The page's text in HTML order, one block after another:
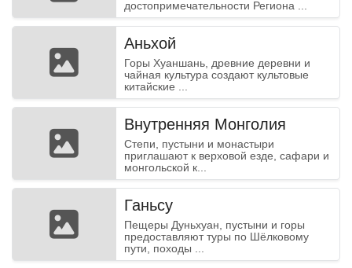
достопримечательности Региона ...
Аньхой
Горы Хуаншань, древние деревни и
чайная культура создают культовые
китайские ...
Внутренняя Монголия
Степи, пустыни и монастыри
приглашают к верховой езде, сафари и
монгольской к...
Ганьсу
Пещеры Дуньхуан, пустыни и горы
предоставляют туры по Шёлковому
пути, походы ...